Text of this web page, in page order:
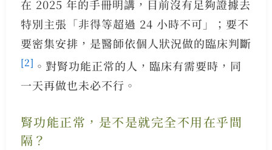
在 2025 年的手冊明講，目前沒有足夠證據去
特別主張「非得等超過 24 小時不可」；要不
要密集安排，是醫師依個人狀況做的臨床判斷
[2] 。對腎功能正常的人，臨床有需要時，同
一天再做也未必不行。
腎功能正常，是不是就完全不用在乎間
隔？